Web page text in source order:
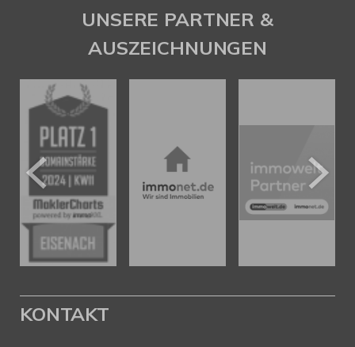
UNSERE PARTNER &
AUSZEICHNUNGEN
KONTAKT